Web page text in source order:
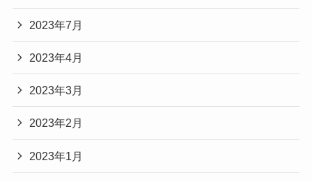
2023年7月
2023年4月
2023年3月
2023年2月
2023年1月